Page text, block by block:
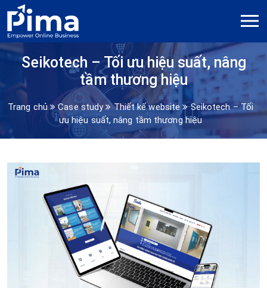
Seikotech – Tối ưu hiệu suất, nâng
tầm thương hiệu
Trang chủ Case study Thiết kế website
Seikotech – Tối
ưu hiệu suất, nâng tầm thương hiệu